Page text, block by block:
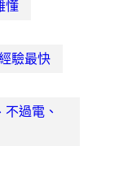
懂
驗最快
過電、